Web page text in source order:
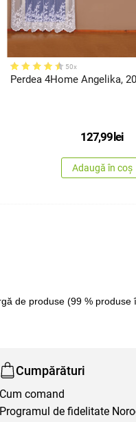
50x
Perdea 4Home Angelika,
127,99lei
Adaugă în coș
de produse (99 % produse
Cumpărături
Cum comand
Programul de fidelitate